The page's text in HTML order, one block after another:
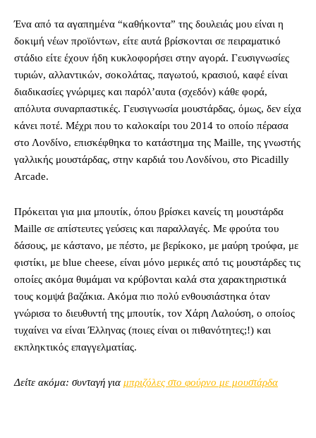
Ένα από τα αγαπημένα “καθήκοντα” της δουλειάς μου είναι η
δοκιμή νέων προϊόντων, είτε αυτά βρίσκονται σε πειραματικό
στάδιο είτε έχουν ήδη κυκλοφορήσει στην αγορά. Γευσιγνωσίες
τυριών, αλλαντικών, σοκολάτας, παγωτού, κρασιού, καφέ είναι
διαδικασίες γνώριμες και παρόλ’αυτα (σχεδόν) κάθε φορά,
απόλυτα συναρπαστικές. Γευσιγνωσία μουστάρδας, όμως, δεν είχα
κάνει ποτέ. Μέχρι που το καλοκαίρι του 2014 το οποίο πέρασα
στο Λονδίνο, επισκέφθηκα το κατάστημα της Maille, της γνωστής
γαλλικής μουστάρδας, στην καρδιά του Λονδίνου, στο Picadilly
Arcade.
Πρόκειται για μια μπουτίκ, όπου βρίσκει κανείς τη μουστάρδα
Maille σε απίστευτες γεύσεις και παραλλαγές. Με φρούτα του
δάσους, με κάστανο, με πέστο, με βερίκοκο, με μαύρη τρούφα, με
φιστίκι, με blue cheese, είναι μόνο μερικές από τις μουστάρδες τις
οποίες ακόμα θυμάμαι να κρύβονται καλά στα χαρακτηριστικά
τους κομψά βαζάκια. Ακόμα πιο πολύ ενθουσιάστηκα όταν
γνώρισα το διευθυντή της μπουτίκ, τον Χάρη Λαλούση, ο οποίος
τυχαίνει να είναι Έλληνας (ποιες είναι οι πιθανότητες;!) και
εκπληκτικός επαγγελματίας.
Δείτε ακόμα: συνταγή για μπριζόλες στο φούρνο με μουστάρδα